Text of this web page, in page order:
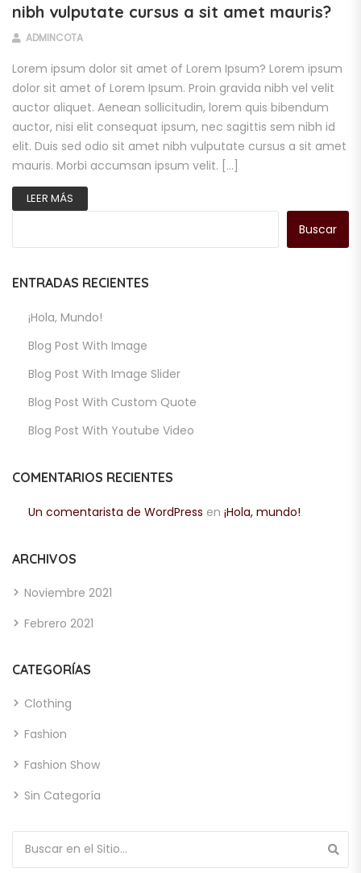
nibh vulputate cursus a sit amet mauris?
ADMINCOTA
Lorem ipsum dolor sit amet of Lorem Ipsum? Lorem ipsum
dolor sit amet of Lorem Ipsum. Proin gravida nibh vel velit
auctor aliquet. Aenean sollicitudin, lorem quis bibendum
auctor, nisi elit consequat ipsum, nec sagittis sem nibh id
elit. Duis sed odio sit amet nibh vulputate cursus a sit amet
mauris. Morbi accumsan ipsum velit. […]
LEER MÁS
Buscar
ENTRADAS RECIENTES
¡Hola, Mundo!
Blog Post With Image
Blog Post With Image Slider
Blog Post With Custom Quote
Blog Post With Youtube Video
COMENTARIOS RECIENTES
Un comentarista de WordPress en ¡Hola, mundo!
ARCHIVOS
Noviembre 2021
Febrero 2021
CATEGORÍAS
Clothing
Fashion
Fashion Show
Sin Categoría